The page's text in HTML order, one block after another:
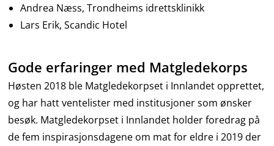
Andrea Næss, Trondheims idrettsklinikk
Lars Erik, Scandic Hotel
Gode erfaringer med Matgledekorps
Høsten 2018 ble Matgledekorpset i Innlandet opprettet,
og har hatt ventelister med institusjoner som ønsker
besøk. Matgledekorpset i Innlandet holder foredrag på
de fem inspirasjonsdagene om mat for eldre i 2019 der